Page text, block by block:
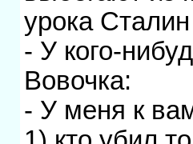
урока
- У кого-
Вовочка:
- У меня к